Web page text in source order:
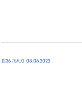
08.06.2022 בשעה 11:36